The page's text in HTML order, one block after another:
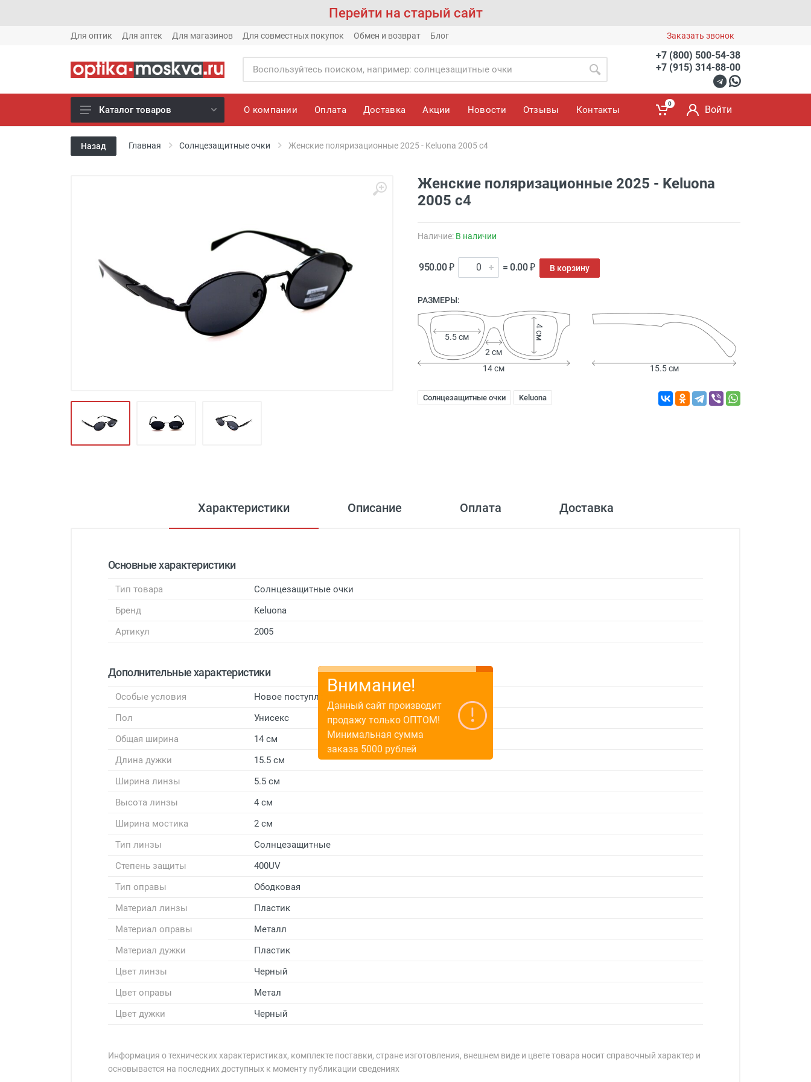
Перейти на старый сайт
Для оптик Для аптек Для магазинов Для совместных покупок Обмен и возврат Блог Заказать звонок
+7 (800) 500-54-38
+7 (915) 314-88-00
Новое готовые очки (1621)
Новое солнце (1613)
Футляры и мешки (1412)
Красота и здоровье (353)
Атрибуты для оптики (59)
Каталог товаров О компании Оплата Доставка Акции Новости Отзывы Контакты
0
Войти
Назад Главная Солнцезащитные очки Женские поляризационные 2025 - Keluona 2005 с4
Женские поляризационные 2025 - Keluona
2005 с4
Наличие: В наличии
950.00 ₽ = 0.00 ₽ В корзину
РАЗМЕРЫ:
2 см
5.5 см 4 см
14 см 15.5 см
Солнцезащитные очки Keluona
Характеристики Описание Оплата Доставка
Основные характеристики
Тип товара
Солнцезащитные очки
Бренд
Keluona
Артикул
2005
Дополнительные характеристики
Особые условия
Новое поступление
Пол
Унисекс
Общая ширина
14 см
Длина дужки
15.5 см
Ширина линзы
5.5 см
Высота линзы
4 см
Ширина мостика
2 см
Тип линзы
Солнцезащитные
Степень защиты
400UV
Тип оправы
Ободковая
Материал линзы
Пластик
Материал оправы
Металл
Материал дужки
Пластик
Цвет линзы
Черный
Цвет оправы
Метал
Цвет дужки
Черный
Информация о технических характеристиках, комплекте поставки, стране изготовления, внешнем виде и цвете товара носит справочный характер и
основывается на последних доступных к моменту публикации сведениях
Внимание!
Данный сайт производит
продажу только ОПТОМ!
Минимальная сумма
заказа 5000 рублей